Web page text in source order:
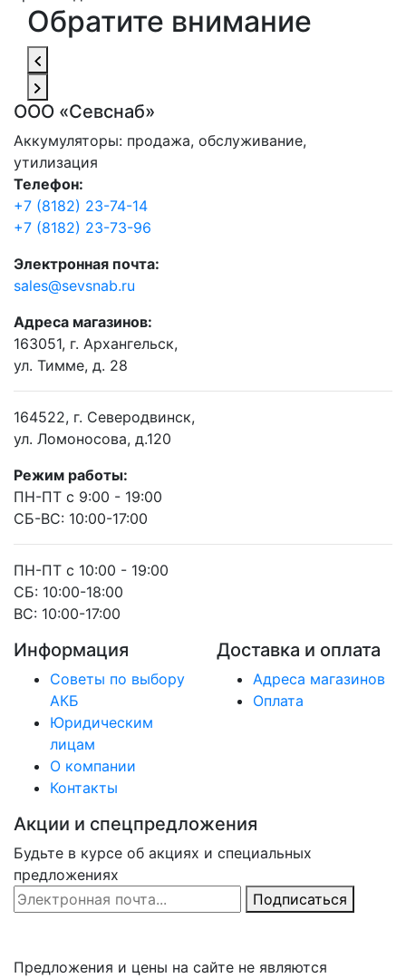
Обратите внимание
ООО «Севснаб»
Аккумуляторы: продажа, обслуживание,
утилизация
Телефон:
+7 (8182) 23-74-14
+7 (8182) 23-73-96
Электронная почта:
sales@sevsnab.ru
Адреса магазинов:
163051, г. Архангельск,
ул. Тимме, д. 28
164522, г. Северодвинск,
ул. Ломоносова, д.120
Режим работы:
ПН-ПТ с 9:00 - 19:00
СБ-ВС: 10:00-17:00
ПН-ПТ с 10:00 - 19:00
СБ: 10:00-18:00
ВС: 10:00-17:00
Информация
Советы по выбору
АКБ
Юридическим
лицам
О компании
Контакты
Доставка и оплата
Адреса магазинов
Оплата
Акции и спецпредложения
Будьте в курсе об акциях и специальных
предложениях
Email Address
Подписаться
Предложения и цены на сайте не являются